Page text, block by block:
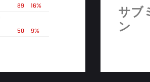
16%
89
9%
50
サブ
ン